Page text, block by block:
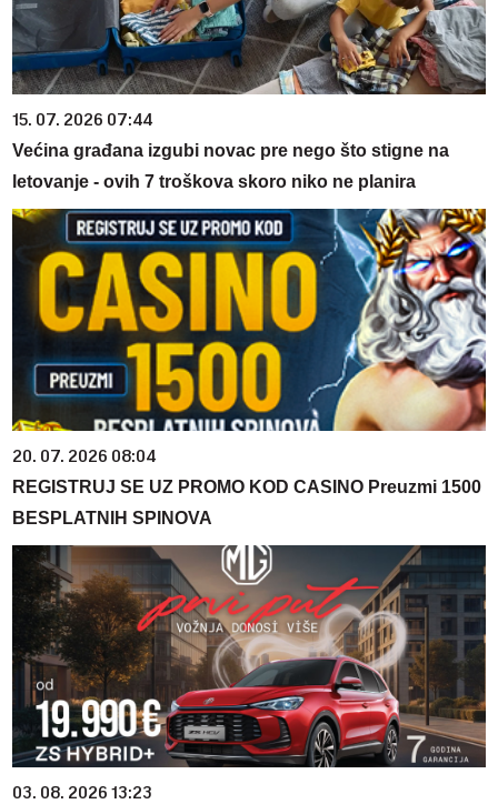
15. 07. 2026 07:44
Većina građana izgubi novac pre nego što stigne na
letovanje - ovih 7 troškova skoro niko ne planira
20. 07. 2026 08:04
REGISTRUJ SE UZ PROMO KOD CASINO Preuzmi 1500
BESPLATNIH SPINOVA
03. 08. 2026 13:23